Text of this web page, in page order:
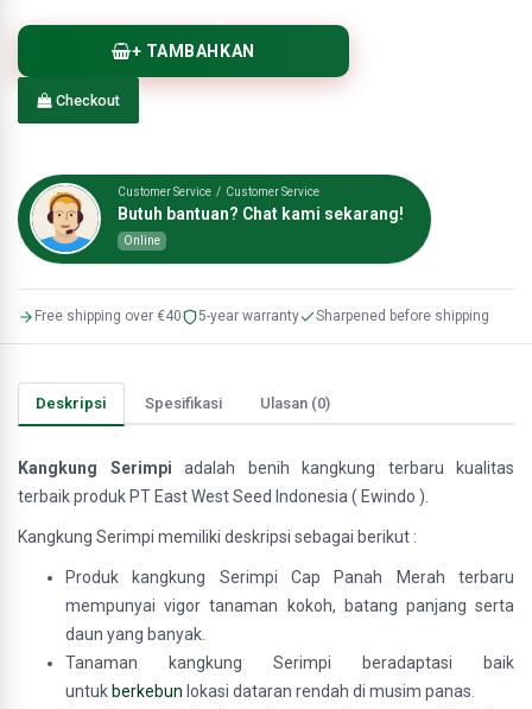
+ TAMBAHKAN
Checkout
Customer Service / Customer Service
Butuh bantuan? Chat kami sekarang!
Online
Free shipping over €40 5-year warranty Sharpened before shipping
Deskripsi Spesifikasi Ulasan (0)
Kangkung Serimpi adalah benih kangkung terbaru kualitas
terbaik produk PT East West Seed Indonesia ( Ewindo ).
Kangkung Serimpi memiliki deskripsi sebagai berikut :
Produk kangkung Serimpi Cap Panah Merah terbaru
mempunyai vigor tanaman kokoh, batang panjang serta
daun yang banyak.
Tanaman kangkung Serimpi beradaptasi baik
untuk berkebun lokasi dataran rendah di musim panas.